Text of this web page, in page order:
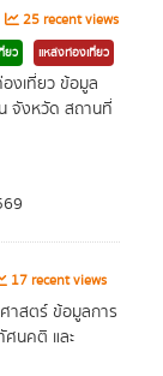
25 recent views
ยว แหล่งท่องเที่ยว
งเที่ยว ข้อมูล
จังหวัด สถานที่
17 recent views
าสตร์ ข้อมูลการ
ศนคติ และ